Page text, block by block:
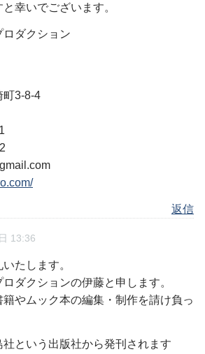
幸いでございます。
ダクション
町3-8-4
返信
13:36
たします。
ダクションの伊藤と申します。
やムック本の編集・制作を請け負っ
という出版社から発刊されます